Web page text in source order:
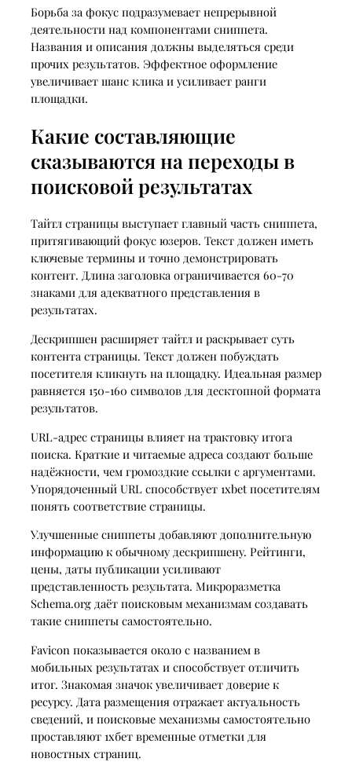
Борьба за фокус подразумевает непрерывной
деятельности над компонентами сниппета.
Названия и описания должны выделяться среди
прочих результатов. Эффектное оформление
увеличивает шанс клика и усиливает ранги
площадки.
Какие составляющие
сказываются на переходы в
поисковой результатах
Тайтл страницы выступает главный часть сниппета,
притягивающий фокус юзеров. Текст должен иметь
ключевые термины и точно демонстрировать
контент. Длина заголовка ограничивается 60-70
знаками для адекватного представления в
результатах.
Дескрипшен расширяет тайтл и раскрывает суть
контента страницы. Текст должен побуждать
посетителя кликнуть на площадку. Идеальная размер
равняется 150-160 символов для десктопной формата
результатов.
URL-адрес страницы влияет на трактовку итога
поиска. Краткие и читаемые адреса создают больше
надёжности, чем громоздкие ссылки с аргументами.
Упорядоченный URL способствует 1xbet посетителям
понять соответствие страницы.
Улучшенные сниппеты добавляют дополнительную
информацию к обычному дескрипшену. Рейтинги,
цены, даты публикации усиливают
представленность результата. Микроразметка
Schema.org даёт поисковым механизмам создавать
такие сниппеты самостоятельно.
Favicon показывается около с названием в
мобильных результатах и способствует отличить
итог. Знакомая значок увеличивает доверие к
ресурсу. Дата размещения отражает актуальность
сведений, и поисковые механизмы самостоятельно
проставляют 1хбет временные отметки для
новостных страниц.